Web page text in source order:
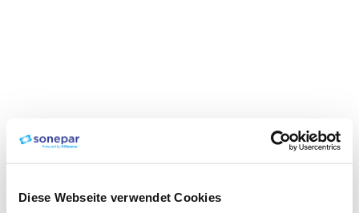
Diese Webseite verwendet Cookies